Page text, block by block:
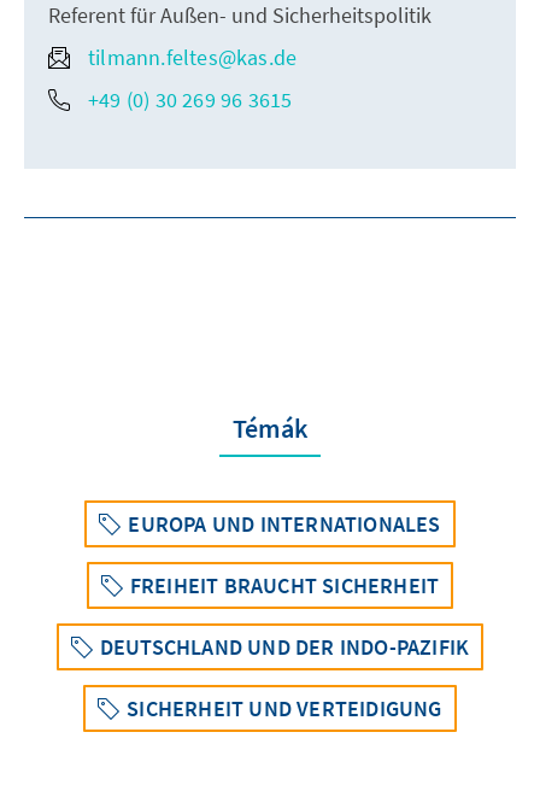
Referent für Außen- und Sicherheitspolitik
tilmann.feltes@kas.de
+49 (0) 30 269 96 3615
Témák
EUROPA UND INTERNATIONALES
FREIHEIT BRAUCHT SICHERHEIT
DEUTSCHLAND UND DER INDO-PAZIFIK
SICHERHEIT UND VERTEIDIGUNG